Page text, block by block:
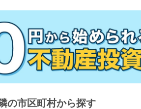
の市区町村から探す